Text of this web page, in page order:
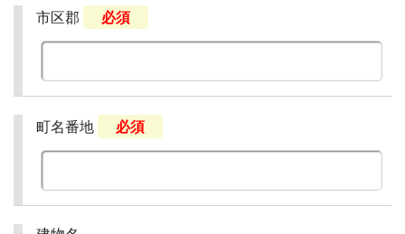
市区郡 必須
町名番地 必須